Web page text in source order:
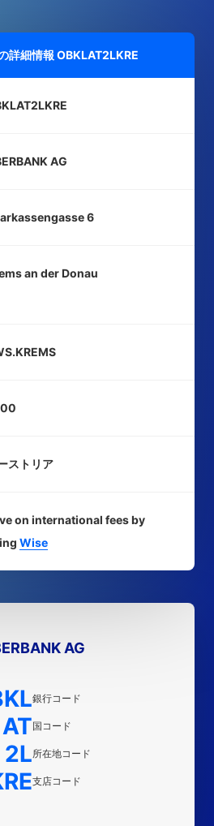
詳細情報 OBKLAT2LKRE
AG
6
an der Donau
ストリア
on international fees by
Wise
AG
銀行コード
AT国コード
2L所在地コード
支店コード